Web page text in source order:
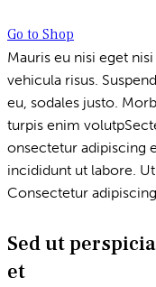
Go to Shop
Mauris eu nisi eget
vehicula risus.
eu, sodales justo.
turpis enim
onsectetur adipiscing
incididunt ut labore.
Consectetur
Sed ut
et